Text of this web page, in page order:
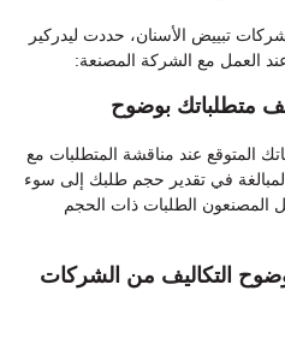
تبييض الأسنان، حددت ليدركير
العمل مع الشركة المصنعة:
متطلباتك بوضوح
المتوقع عند مناقشة المتطلبات مع
في تقدير حجم طلبك إلى سوء
المصنعون الطلبات ذات الحجم
التكاليف من الشركات